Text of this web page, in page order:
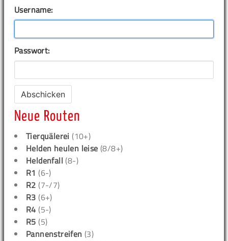
Username:
Passwort:
Neue Routen
Tierquälerei (10+)
Helden heulen leise (8/8+)
Heldenfall (8-)
R1 (6-)
R2 (7-/7)
R3 (6+)
R4 (5-)
R5 (5)
Pannenstreifen (3)